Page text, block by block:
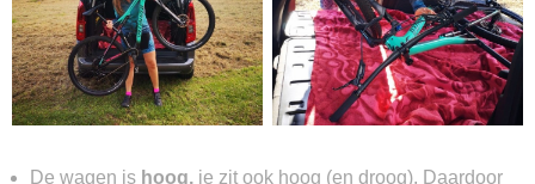
De wagen is hoog, je zit ook hoog (en droog). Daardoor